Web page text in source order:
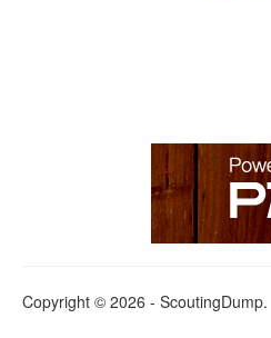
Copyright © 2026 - ScoutingDump.